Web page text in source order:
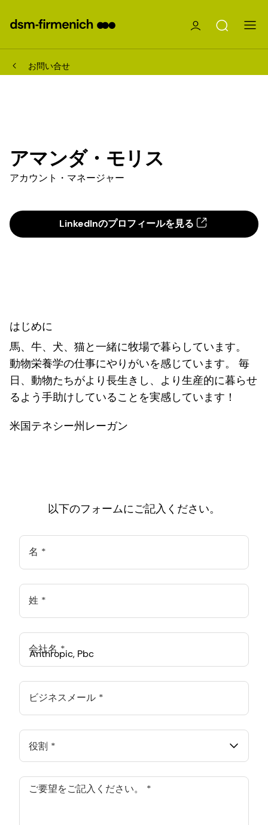
お問い合せ
アマンダ・モリス
アカウント・マネージャー
LinkedInのプロフィールを見る
はじめに
馬、牛、犬、猫と一緒に牧場で暮らしています。
動物栄養学の仕事にやりがいを感じています。 毎
日、動物たちがより長生きし、より生産的に暮らせ
るよう手助けしていることを実感しています！
米国テネシー州レーガン
以下のフォームにご記入ください。
名
姓
会社名
548 Market St Pmb 90375, San Francisco, California, US
ANTHROPIC PBC SPAIN SL.
133 Devonshire Road, Singapore, SG
ビジネスメール
役割
ご要望をご記入ください。